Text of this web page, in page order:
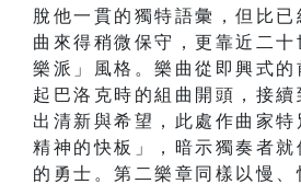
脫他一貫的獨特語彙，但比
曲來得稍微保守，更靠近二
樂派」風格。樂曲從即興式的
起巴洛克時的組曲開頭，接續
出清新與希望，此處作曲家
精神的快板」，暗示獨奏者就
的勇士。第二樂章同樣以慢